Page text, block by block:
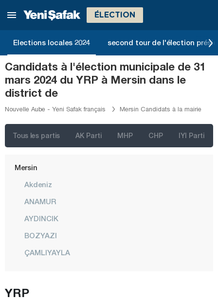
ÉLECTION
Elections locales 2024 second tour de l'élection
Candidats à l'élection municipale de 31
mars 2024 du YRP à Mersin dans le
district de
Nouvelle Aube - Yeni Safak français Mersin Candidats à la mairie
Tous les partis AK Parti MHP CHP IYI Parti
Kırıkkale
Kırşehir
Kocaeli
Konya
Kütahya
Malatya
Mardin
Mersin
Akdeniz
ANAMUR
AYDINCIK
BOZYAZI
ÇAMLIYAYLA
YRP